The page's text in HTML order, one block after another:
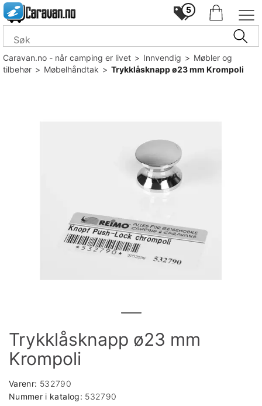
5
Caravan.no - når camping er livet>Innvendig>Møbler og
tilbehør>Møbelhåndtak>Trykklåsknapp ø23 mm Krompoli
Trykklåsknapp ø23 mm
Krompoli
Varenr: 532790
Nummer i katalog: 532790